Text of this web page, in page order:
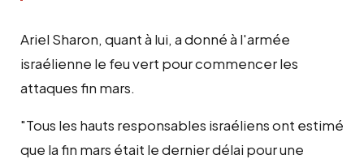
Ariel Sharon, quant à lui, a donné à l'armée
israélienne le feu vert pour commencer les
attaques fin mars.
"Tous les hauts responsables israéliens ont estimé
que la fin mars était le dernier délai pour une